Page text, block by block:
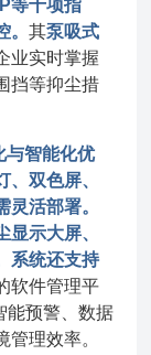
等十项指
。其泵吸式
业实时掌握
挡等抑尘措
与智能化优
、双色屏、
活部署。
示大屏、
系统还支持
软件管理平
能预警、数据
理效率。